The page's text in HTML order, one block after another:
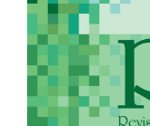
de